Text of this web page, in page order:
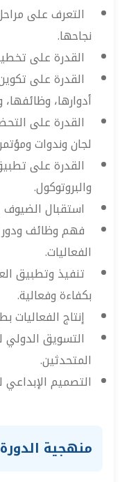
التعرف على
نجاحها.
القدرة على
القدرة على
أدوارها،
القدرة على
لجان وندوات
القدرة على
والبروتوكول.
استقبال الضيوف
فهم وظائف ودور
الفعاليات.
تنفيذ وتطبيق
بكفاءة وفعالية.
إنتاج الفعاليات
التسويق الدولي
المتحدثين.
التصميم
منهجية